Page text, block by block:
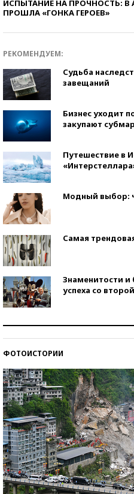
ИСПЫТАНИЕ НА ПРОЧНОСТЬ: В
ПРОШЛА «ГОНКА ГЕРОЕВ»
РЕКОМЕНДУЕМ:
Судьба
завещаний
Бизнес уходит
закупают
Путешествие в
Модный выбор:
Самая
Знаменитости
успеха со
ФОТОИСТОРИИ